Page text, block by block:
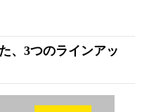
、3つのラインアッ